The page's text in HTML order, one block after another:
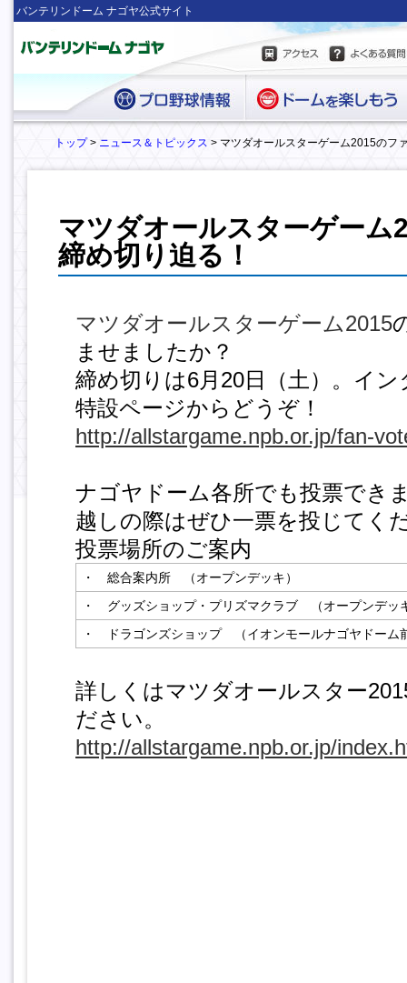
バンテリンドーム ナゴヤ公式サイト
トップ> ニュース＆トピックス > マツダオールスターゲーム2015のフ
マツダオールスターゲーム
締め切り迫る！
マツダオールスターゲーム2015
ませましたか？
締め切りは6月20日（土）。イ
特設ページからどうぞ！
http://allstargame.npb.or.jp/fan-
ナゴヤドーム各所でも投票でき
越しの際はぜひ一票を投じてく
投票場所のご案内
・ 総合案内所 （オープンデッキ）
・ グッズショップ・プリズマクラブ （オープンデッ
・ ドラゴンズショップ （イオンモールナゴヤドーム
詳しくはマツダオールスター
ださい。
http://allstargame.npb.or.jp/